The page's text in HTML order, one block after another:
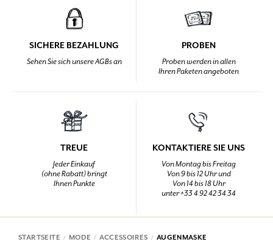
SICHERE BEZAHLUNG
Sehen Sie sich unsere AGBs an
PROBEN
Proben werden in allen
Ihren Paketen angeboten
TREUE
Jeder Einkauf
(ohne Rabatt) bringt
Ihnen Punkte
KONTAKTIERE SIE UNS
Von Montag bis Freitag
Von 9 bis 12 Uhr und
Von 14 bis 18 Uhr
unter +33 4 92 42 34 34
STARTSEITE MODE ACCESSOIRES AUGENMASKE